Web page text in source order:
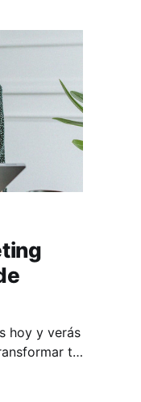
hoy y verás
tu